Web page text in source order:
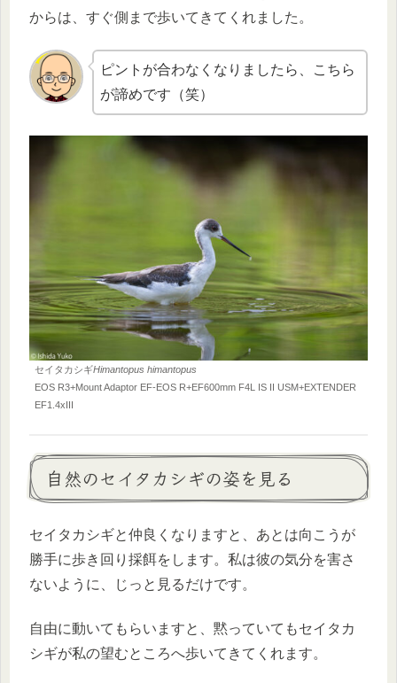
からは、すぐ側まで歩いてきてくれました。
ピントが合わなくなりましたら、こちら
が諦めです（笑）
セイタカシギHimantopus himantopus
EOS R3+Mount Adaptor EF-EOS R+EF600mm F4L IS II USM+EXTENDER
EF1.4xIII
自然のセイタカシギの姿を見る
セイタカシギと仲良くなりますと、あとは向こうが
勝手に歩き回り採餌をします。私は彼の気分を害さ
ないように、じっと見るだけです。
自由に動いてもらいますと、黙っていてもセイタカ
シギが私の望むところへ歩いてきてくれます。